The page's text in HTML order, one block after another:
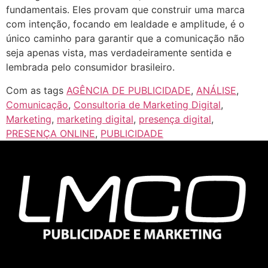
fundamentais. Eles provam que construir uma marca
com intenção, focando em lealdade e amplitude, é o
único caminho para garantir que a comunicação não
seja apenas vista, mas verdadeiramente sentida e
lembrada pelo consumidor brasileiro.
Com as tags AGÊNCIA DE PUBLICIDADE, ANÁLISE,
Comunicação, Consultoria de Marketing Digital,
Marketing, marketing digital, presença digital,
PRESENÇA ONLINE, PUBLICIDADE